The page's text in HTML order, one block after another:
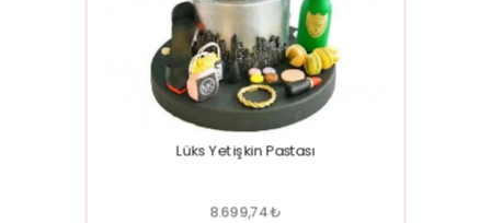
Lüks Yetişkin Pastası
8.699,74₺